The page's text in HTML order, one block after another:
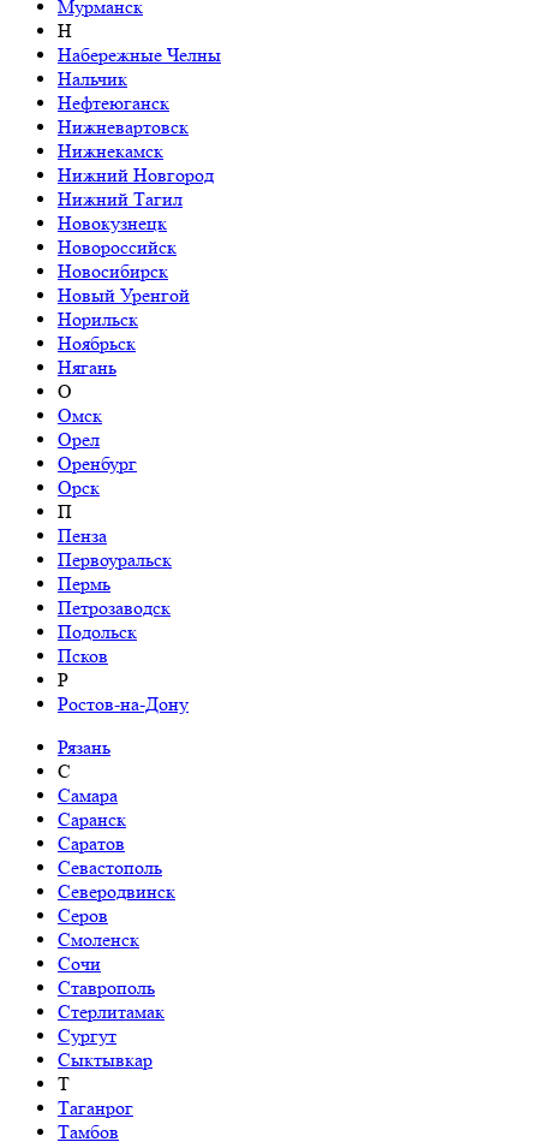
Мурманск
Н
Набережные Челны
Нальчик
Нефтеюганск
Нижневартовск
Нижнекамск
Нижний Новгород
Нижний Тагил
Новокузнецк
Новороссийск
Новосибирск
Новый Уренгой
Норильск
Ноябрьск
Нягань
О
Омск
Орел
Оренбург
Орск
П
Пенза
Первоуральск
Пермь
Петрозаводск
Подольск
Псков
Р
Ростов-на-Дону
Рязань
С
Самара
Саранск
Саратов
Севастополь
Северодвинск
Серов
Смоленск
Сочи
Ставрополь
Стерлитамак
Сургут
Сыктывкар
Т
Таганрог
Тамбов